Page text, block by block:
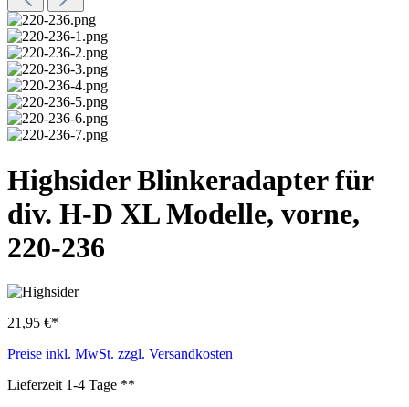
Highsider Blinkeradapter für
div. H-D XL Modelle, vorne,
220-236
21,95 €*
Preise inkl. MwSt. zzgl. Versandkosten
Lieferzeit 1-4 Tage **